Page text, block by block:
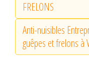
FRELONS
Anti-nuisibles
guêpes et frelons à